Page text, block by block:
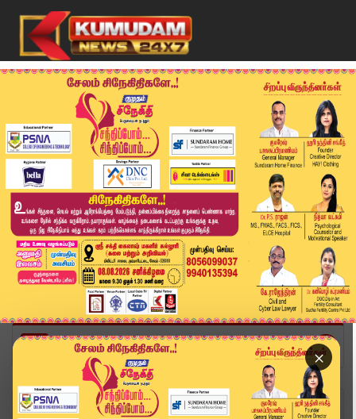
×
Home
அரசியல்